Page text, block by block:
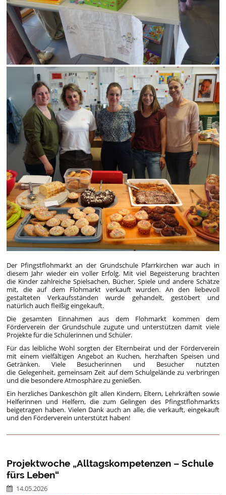
Der Pfingstflohmarkt an der Grundschule Pfarrkirchen war auch in
diesem Jahr wieder ein voller Erfolg. Mit viel Begeisterung brachten
die Kinder zahlreiche Spielsachen, Bücher, Spiele und andere Schätze
mit, die auf dem Flohmarkt verkauft wurden. An den liebevoll
gestalteten Verkaufsständen wurde gehandelt, gestöbert und
natürlich auch fleißig eingekauft.
Die gesamten Einnahmen aus dem Flohmarkt kommen dem
Förderverein der Grundschule zugute und unterstützen damit viele
Projekte für die Schülerinnen und Schüler.
Für das leibliche Wohl sorgten der Elternbeirat und der Förderverein
mit einem vielfältigen Angebot an Kuchen, herzhaften Speisen und
Getränken. Viele Besucherinnen und Besucher nutzten
die Gelegenheit, gemeinsam Zeit auf dem Schulgelände zu verbringen
und die besondere Atmosphäre zu genießen.
Ein herzliches Dankeschön gilt allen Kindern, Eltern, Lehrkräften sowie
Helferinnen und Helfern, die zum Gelingen des Pfingstflohmarkts
beigetragen haben. Vielen Dank auch an alle, die verkauft, eingekauft
und den Förderverein unterstützt haben!
Projektwoche „Alltagskompetenzen – Schule
fürs Leben“
14.05.2026